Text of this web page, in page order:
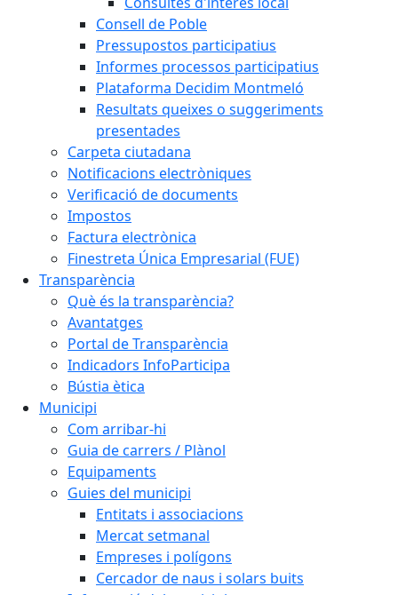
Consell de Poble
Pressupostos participatius
Informes processos participatius
Plataforma Decidim Montmeló
Resultats queixes o suggeriments
presentades
Carpeta ciutadana
Notificacions electròniques
Verificació de documents
Impostos
Factura electrònica
Finestreta Única Empresarial (FUE)
Transparència
Què és la transparència?
Avantatges
Portal de Transparència
Indicadors InfoParticipa
Bústia ètica
Municipi
Com arribar-hi
Guia de carrers / Plànol
Equipaments
Guies del municipi
Entitats i associacions
Mercat setmanal
Empreses i polígons
Cercador de naus i solars buits